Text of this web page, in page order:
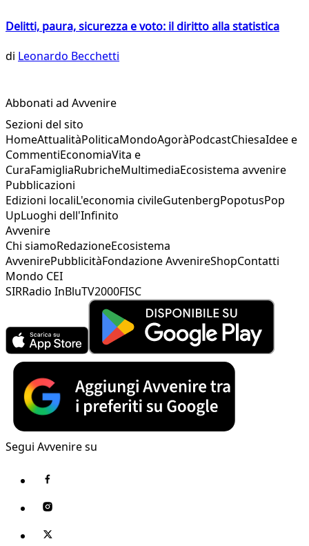
Delitti, paura, sicurezza e voto: il diritto alla statistica
di Leonardo Becchetti
Abbonati ad Avvenire
Sezioni del sito
HomeAttualitàPoliticaMondoAgoràPodcastChiesaIdee e
CommentiEconomiaVita e
CuraFamigliaRubricheMultimediaEcosistema avvenire
Pubblicazioni
Edizioni localiL'economia civileGutenbergPopotusPop
UpLuoghi dell'Infinito
Avvenire
Chi siamoRedazioneEcosistema
AvvenirePubblicitàFondazione AvvenireShopContatti
Mondo CEI
SIRRadio InBluTV2000FISC
Segui Avvenire su